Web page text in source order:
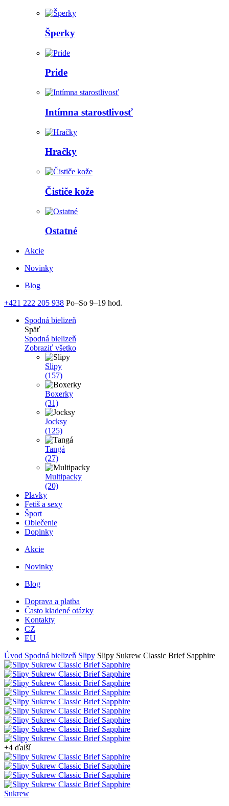
Šperky
Pride
Intímna starostlivosť
Hračky
Čističe kože
Ostatné
Akcie
Novinky
Blog
+421 222 205 938 Po–So 9–19 hod.
Spodná bielizeň
Späť
Spodná bielizeň
Zobraziť všetko
Slipy
(157)
Boxerky
(31)
Jocksy
(125)
Tangá
(27)
Multipacky
(20)
Plavky
Fetiš a sexy
Šport
Oblečenie
Doplnky
Akcie
Novinky
Blog
Doprava a platba
Často kladené otázky
Kontakty
CZ
EU
Úvod Spodná bielizeň Slipy Slipy Sukrew Classic Brief Sapphire
+4 ďalší
Sukrew